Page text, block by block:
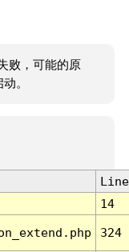
败，可能的原
。
Line
14
324